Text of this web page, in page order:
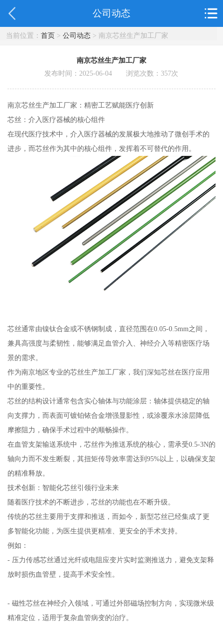
公司动态
当前位置： 首页> 公司动态> 南京芯丝生产加工厂家
南京芯丝生产加工厂家
发布时间：2025-06-04 浏览次数：357次
南京芯丝生产加工厂家：精密工艺赋能医疗创新
芯丝：介入医疗器械的核心组件
在现代医疗技术中，介入医疗器械的发展极大地推动了微创手术的
进步，而芯丝作为其中的核心组件，发挥着不可替代的作用。
芯丝通常由镍钛合金或不锈钢制成，直径范围在0.05-0.5mm之间，
兼具高强度与柔韧性，能够满足血管介入、神经介入等精密医疗场
景的需求。
作为南京地区专业的芯丝生产加工厂家，我们深知芯丝在医疗应用
中的重要性。
芯丝的结构设计通常包含实心轴体与功能涂层：轴体提供稳定的轴
向支撑力，而表面可镀铂铱合金增强显影性，或涂覆亲水涂层降低
摩擦阻力，确保手术过程中的顺畅操作。
在血管支架输送系统中，芯丝作为推送系统的核心，需承受0.5-3N的
轴向力而不发生断裂，其扭矩传导效率需达到95%以上，以确保支架
的精准释放。
技术创新：智能化芯丝引领行业未来
随着医疗技术的不断进步，芯丝的功能也在不断升级。
传统的芯丝主要用于支撑和推送，而如今，新型芯丝已经集成了更
多智能化功能，为医生提供更精准、更安全的手术支持。
例如：
- 压力传感芯丝通过光纤或电阻应变片实时监测推送力，避免支架释
放时损伤血管壁，提高手术安全性。
- 磁性芯丝在神经介入领域，可通过外部磁场控制方向，实现微米级
精准定位，适用于复杂血管病变的治疗。